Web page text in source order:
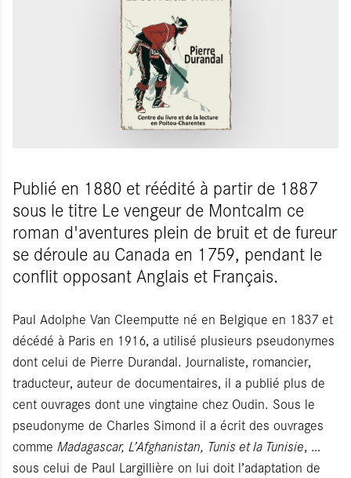
Publié en 1880 et réédité à partir de 1887
sous le titre Le vengeur de Montcalm ce
roman d'aventures plein de bruit et de fureur
se déroule au Canada en 1759, pendant le
conflit opposant Anglais et Français.
Paul Adolphe Van Cleemputte né en Belgique en 1837 et
décédé à Paris en 1916, a utilisé plusieurs pseudonymes
dont celui de Pierre Durandal. Journaliste, romancier,
traducteur, auteur de documentaires, il a publié plus de
cent ouvrages dont une vingtaine chez Oudin. Sous le
pseudonyme de Charles Simond il a écrit des ouvrages
comme Madagascar, L’Afghanistan, Tunis et la Tunisie, …
sous celui de Paul Largillière on lui doit l’adaptation de